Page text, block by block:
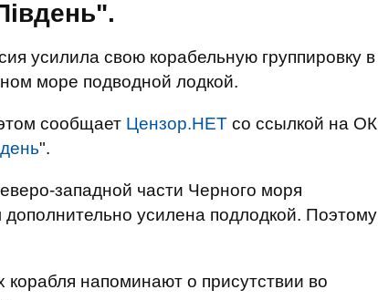
усилила свою корабельную группировку в
море подводной лодкой.
сообщает Цензор.НЕТ со ссылкой на ОК
".
западной части Черного моря
дополнительно усилена подлодкой. Поэтому
напоминают о присутствии во